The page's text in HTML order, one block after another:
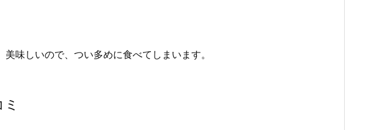
味しいので、つい多めに食べてしまいます。